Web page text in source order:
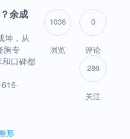
余成
坤，从
胸专
口碑都
形
1036
浏览
0
评论
286
关注